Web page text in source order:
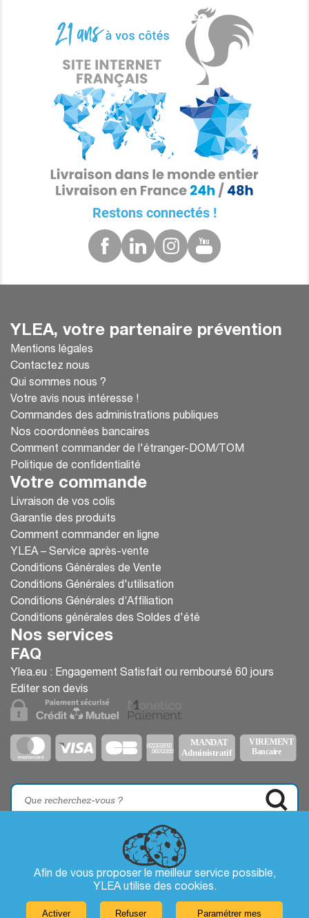
Afin de vous proposer le meilleur service possible,
YLEA utilise des cookies.
Activer Refuser Paramétrer mes
Restons connectés !
YLEA, votre partenaire prévention
Mentions légales
Contactez nous
Qui sommes nous ?
Votre avis nous intéresse !
Commandes des administrations publiques
Nos coordonnées bancaires
Comment commander de l'étranger-DOM/TOM
Politique de confidentialité
Votre commande
Livraison de vos colis
Garantie des produits
Comment commander en ligne
YLEA – Service après-vente
Conditions Générales de Vente
Conditions Générales d'utilisation
Conditions Générales d’Affiliation
Conditions générales des Soldes d'été
Nos services
FAQ
Ylea.eu : Engagement Satisfait ou remboursé 60 jours
Editer son devis